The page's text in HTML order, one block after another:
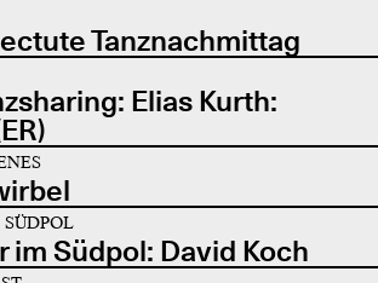
Tanznachmittag
Elias Kurth:
im Südpol: David Koch